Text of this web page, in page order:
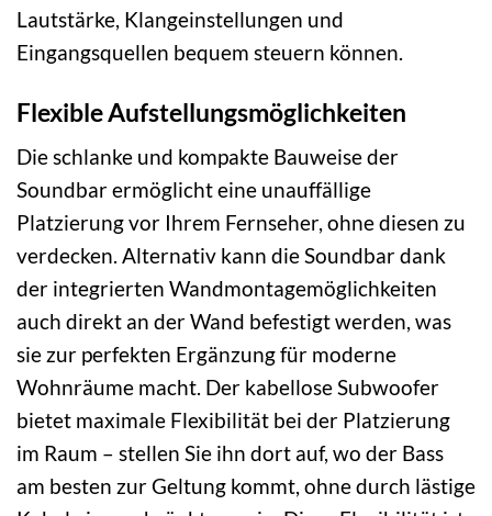
Lautstärke, Klangeinstellungen und
Eingangsquellen bequem steuern können.
Flexible Aufstellungsmöglichkeiten
Die schlanke und kompakte Bauweise der
Soundbar ermöglicht eine unauffällige
Platzierung vor Ihrem Fernseher, ohne diesen zu
verdecken. Alternativ kann die Soundbar dank
der integrierten Wandmontagemöglichkeiten
auch direkt an der Wand befestigt werden, was
sie zur perfekten Ergänzung für moderne
Wohnräume macht. Der kabellose Subwoofer
bietet maximale Flexibilität bei der Platzierung
im Raum – stellen Sie ihn dort auf, wo der Bass
am besten zur Geltung kommt, ohne durch lästige